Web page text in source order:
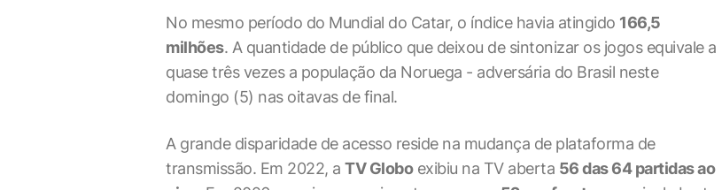
No mesmo período do Mundial do Catar, o índice havia atingido 166,5
milhões. A quantidade de público que deixou de sintonizar os jogos equivale a
quase três vezes a população da Noruega - adversária do Brasil neste
domingo (5) nas oitavas de final.
A grande disparidade de acesso reside na mudança de plataforma de
transmissão. Em 2022, a TV Globoexibiu na TV aberta 56 das 64 partidas ao